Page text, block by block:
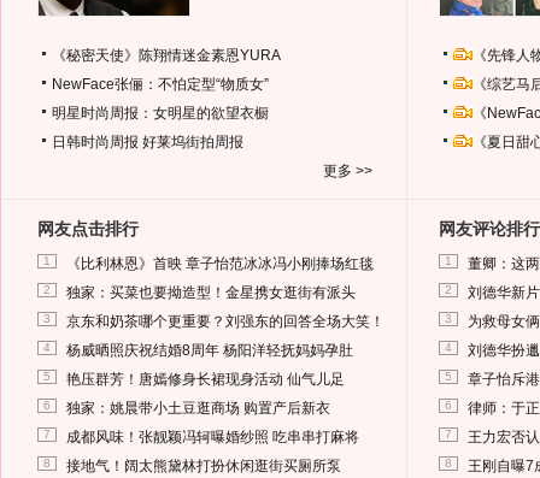
《秘密天使》陈翔情迷金素恩YURA
NewFace张俪：不怕定型“物质女”
明星时尚周报：女明星的欲望衣橱
日韩时尚周报 好莱坞街拍周报
更多 >>
《先锋
《综艺
《
《夏日
网友点击排行
1 《比利林恩》首映 章子怡范冰冰冯小刚捧场红毯
2 独家：买菜也要拗造型！金星携女逛街有派头
3 京东和奶茶哪个更重要？刘强东的回答全场大笑！
4 杨威晒照庆祝结婚8周年 杨阳洋轻抚妈妈孕肚
5 艳压群芳！唐嫣修身长裙现身活动 仙气儿足
6 独家：姚晨带小土豆逛商场 购置产后新衣
7 成都风味！张靓颖冯轲曝婚纱照 吃串串打麻将
8 接地气！阔太熊黛林打扮休闲逛街买厕所泵
网友评论排行
1 董卿：这
2 刘德华新
3 为救母女
4 刘德华扮
5 章子怡斥
6 律师：于
7 王力宏否
8 王刚自曝7